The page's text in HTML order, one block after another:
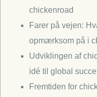
chickenroad
Farer på vejen:
opmærksom på i
Udviklingen af
idé til global
Fremtiden for